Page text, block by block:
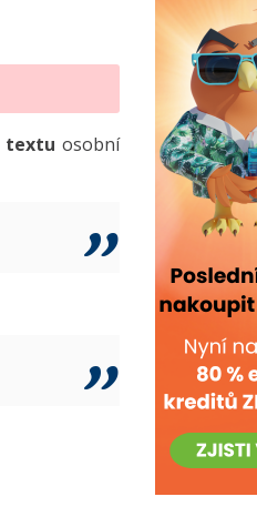
textu osobní